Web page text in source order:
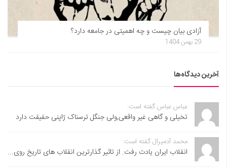
آزادی بیان چیست و چه اهمیتی در جامعه دارد؟
29 بهمن 1404
آخرین دیدگاه‌ها
عباس عباس گفته است:
تخیلی و گاهی غیر واقعی,ولی جنگل ترسناک ژاپنی حقیقت دارد
محمد آدمیرال گفته است:
انقلاب ایران یادت رفت. از تاثیر گذارترین انقلاب های تاریخ روی...